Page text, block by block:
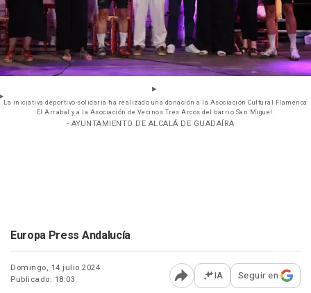
La iniciativa deportivo-solidaria ha realizado una donación a la Asociación Cultural Flamenca
El Arrabal y a la Asociación de Vecinos Tres Arcos del barrio San Miguel.
- AYUNTAMIENTO DE ALCALÁ DE GUADAÍRA
Europa Press Andalucía
Domingo, 14 julio 2024
Publicado: 18:03
Abrir opciones para
IA Seguir en